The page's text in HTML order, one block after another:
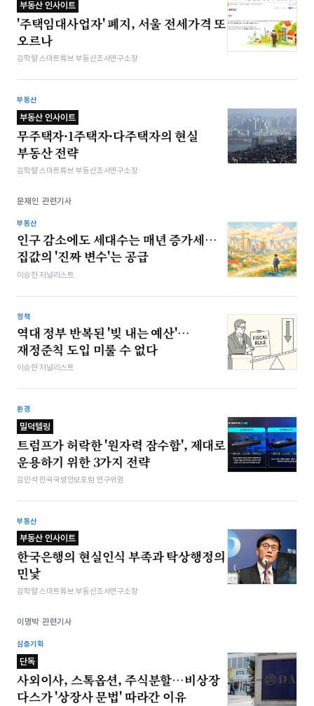
부동산 인사이트
'주택임대사업자' 폐지, 서울 전세가격 또
오르나
김학렬 스마트튜브 부동산조사연구소장
부동산
부동산 인사이트
무주택자·1주택자·다주택자의 현실
부동산 전략
김학렬 스마트튜브 부동산조사연구소장
문재인 관련기사
부동산
인구 감소에도 세대수는 매년 증가세…
집값의 '진짜 변수'는 공급
이승현 저널리스트
정책
역대 정부 반복된 '빚 내는 예산'…
재정준칙 도입 미룰 수 없다
이승현 저널리스트
환경
밀덕텔링
트럼프가 허락한 '원자력 잠수함', 제대로
운용하기 위한 3가지 전략
김민석 한국국방안보포럼 연구위원
부동산
부동산 인사이트
한국은행의 현실인식 부족과 탁상행정의
민낯
김학렬 스마트튜브 부동산조사연구소장
이명박 관련기사
심층기획
단독
사외이사, 스톡옵션, 주식분할…비상장
다스가 '상장사 문법' 따라간 이유